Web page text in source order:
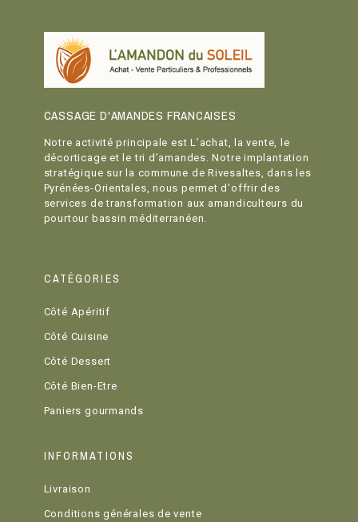
CASSAGE D'AMANDES FRANCAISES
Notre activité principale est L’achat, la vente, le
décorticage et le tri d’amandes. Notre implantation
stratégique sur la commune de Rivesaltes, dans les
Pyrénées-Orientales, nous permet d'offrir des
services de transformation aux amandiculteurs du
pourtour bassin méditerranéen.
CATÉGORIES
Côté Apéritif
Côté Cuisine
Côté Dessert
Côté Bien-Etre
Paniers gourmands
INFORMATIONS
Livraison
Conditions générales de vente